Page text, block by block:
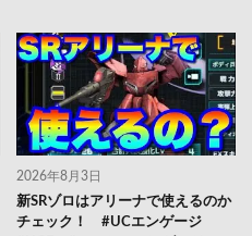
2026年8月3日
新SRゾロはアリーナで使えるのか
チェック！ #UCエンゲージ